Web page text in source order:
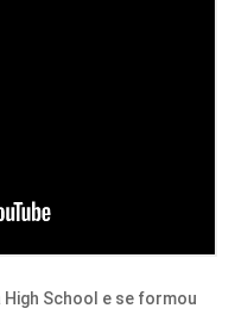
School e se formou